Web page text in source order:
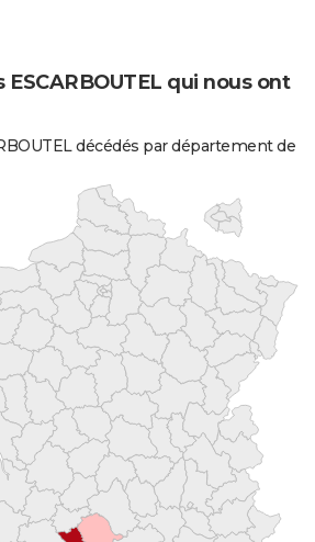
qui nous ont
décédés par département de